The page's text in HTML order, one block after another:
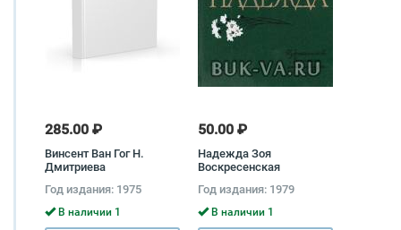
285.00 ₽
Винсент Ван Гог Н.
Дмитриева
Год издания: 1975
В наличии 1
50.00 ₽
Надежда Зоя
Воскресенская
Год издания: 1979
В наличии 1